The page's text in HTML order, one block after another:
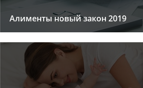
Алименты новый закон 2019